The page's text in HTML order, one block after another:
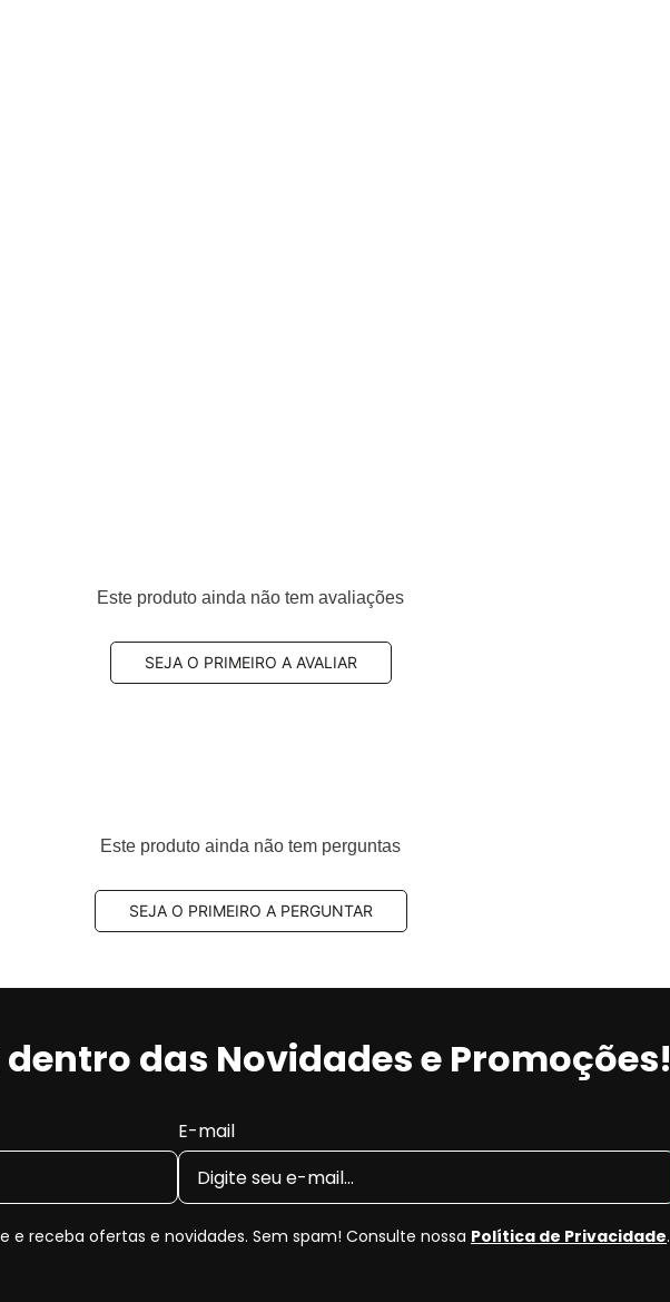
Este produto ainda não tem avaliações
SEJA O PRIMEIRO A AVALIAR
Este produto ainda não tem perguntas
SEJA O PRIMEIRO A PERGUNTAR
dentro das Novidades e Promoções!
E-mail
e receba ofertas e novidades. Sem spam! Consulte nossa Política de Privacidade.